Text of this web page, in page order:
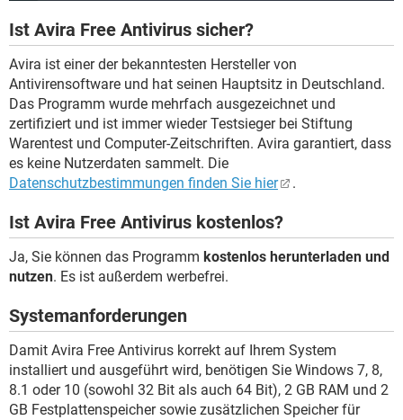
Ist Avira Free Antivirus sicher?
Avira ist einer der bekanntesten Hersteller von
Antivirensoftware und hat seinen Hauptsitz in Deutschland.
Das Programm wurde mehrfach ausgezeichnet und
zertifiziert und ist immer wieder Testsieger bei Stiftung
Warentest und Computer-Zeitschriften. Avira garantiert, dass
es keine Nutzerdaten sammelt. Die
Datenschutzbestimmungen finden Sie hier
.
Ist Avira Free Antivirus kostenlos?
Ja, Sie können das Programm kostenlos herunterladen und
nutzen. Es ist außerdem werbefrei.
Systemanforderungen
Damit Avira Free Antivirus korrekt auf Ihrem System
installiert und ausgeführt wird, benötigen Sie Windows 7, 8,
8.1 oder 10 (sowohl 32 Bit als auch 64 Bit), 2 GB RAM und 2
GB Festplattenspeicher sowie zusätzlichen Speicher für